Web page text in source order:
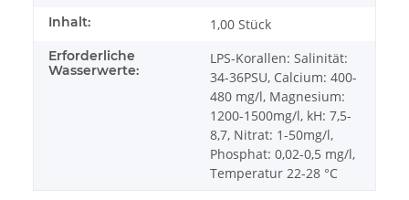
Inhalt: 1,00 Stück
Erforderliche
Wasserwerte:
LPS-Korallen: Salinität:
34-36PSU, Calcium: 400-
480 mg/l, Magnesium:
1200-1500mg/l, kH: 7,5-
8,7, Nitrat: 1-50mg/l,
Phosphat: 0,02-0,5 mg/l,
Temperatur 22-28 °C